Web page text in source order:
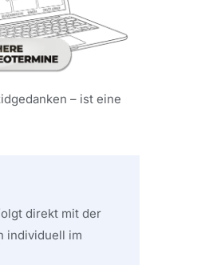
– ist eine
direkt mit der
individuell im